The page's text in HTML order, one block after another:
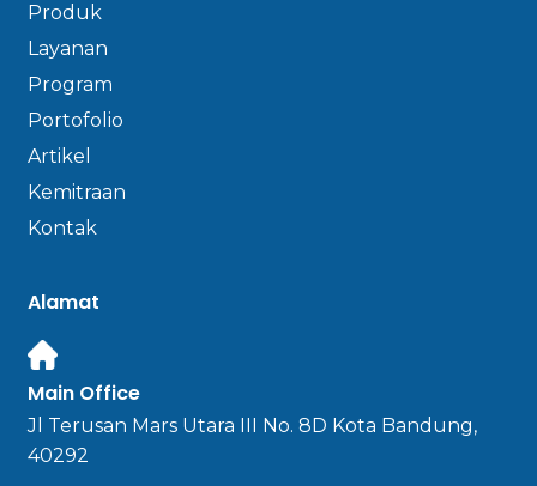
Produk
Layanan
Program
Portofolio
Artikel
Kemitraan
Kontak
Alamat
Main Office
Jl Terusan Mars Utara III No. 8D Kota Bandung,
40292